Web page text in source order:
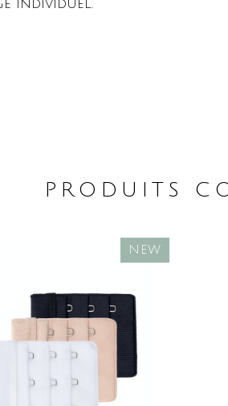
individuel.
PRODUITS
NEW